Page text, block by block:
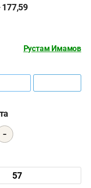
Рустам Имамов
-
57